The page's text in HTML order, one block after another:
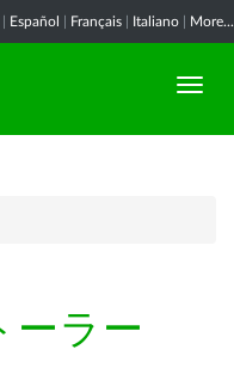
Español Français Italiano More...
ーラー